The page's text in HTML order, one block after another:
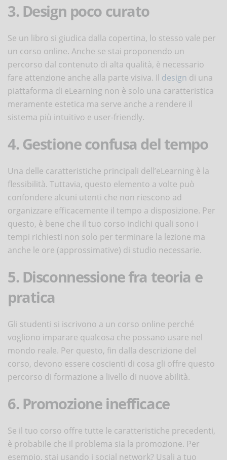
3. Design poco curato
Se un libro si giudica dalla copertina, lo stesso vale per
un corso online. Anche se stai proponendo un
percorso dal contenuto di alta qualità, è necessario
fare attenzione anche alla parte visiva. Il design di una
piattaforma di eLearning non è solo una caratteristica
meramente estetica ma serve anche a rendere il
sistema più intuitivo e user-friendly.
4. Gestione confusa del tempo
Una delle caratteristiche principali dell’eLearning è la
flessibilità. Tuttavia, questo elemento a volte può
confondere alcuni utenti che non riescono ad
organizzare efficacemente il tempo a disposizione. Per
questo, è bene che il tuo corso indichi quali sono i
tempi richiesti non solo per terminare la lezione ma
anche le ore (approssimative) di studio necessarie.
5. Disconnessione fra teoria e
pratica
Gli studenti si iscrivono a un corso online perché
vogliono imparare qualcosa che possano usare nel
mondo reale. Per questo, fin dalla descrizione del
corso, devono essere coscienti di cosa gli offre questo
percorso di formazione a livello di nuove abilità.
6. Promozione inefficace
Se il tuo corso offre tutte le caratteristiche precedenti,
è probabile che il problema sia la promozione. Per
esempio, stai usando i social network? Usali a tuo